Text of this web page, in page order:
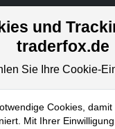
Chartanalysen
und
traderfox.de
Sie Ihre Cookie-
Cookies,
Mit Ihrer